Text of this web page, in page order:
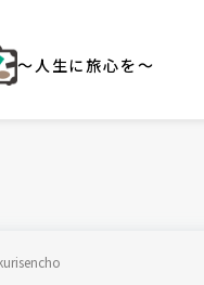
～人生に旅心を～